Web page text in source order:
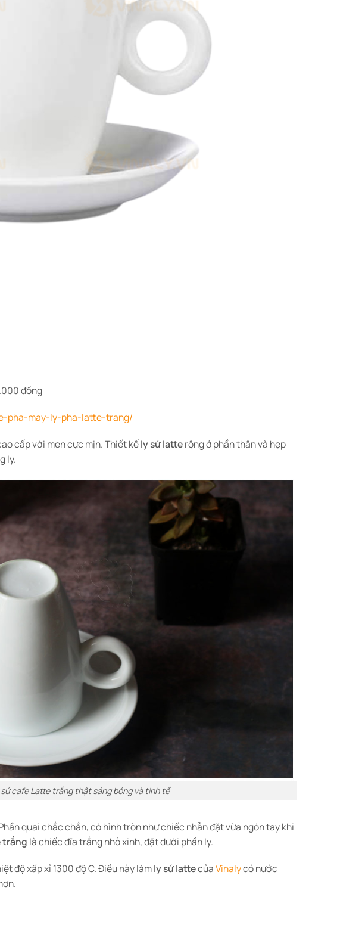
đồng
pha-may-ly-pha-latte-trang/
cấp với men cực mịn. Thiết kếly sứ latterộng ở phần thân và hẹp
ly.
cafe Latte trắng thật sáng bóng và tinh tế
quai chắc chắn, có hình tròn như chiếc nhẫn đặt vừa ngón tay khi
trắng là chiếc đĩa trắng nhỏ xinh, đặt dưới phần ly.
độ xấp xỉ 1300 độ C. Điều này làmly sứ lattecủaVinalycó nước